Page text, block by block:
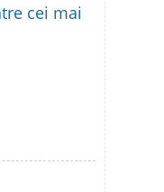
cei mai